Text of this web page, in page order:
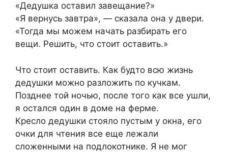
«Дедушка оставил завещание?»
«Я вернусь завтра», — сказала она у двери.
«Тогда мы можем начать разбирать его
вещи. Решить, что стоит оставить.»
Что стоит оставить. Как будто всю жизнь
дедушки можно разложить по кучкам.
Позднее той ночью, после того как все ушли,
я остался один в доме на ферме.
Кресло дедушки стояло пустым у окна, его
очки для чтения все еще лежали
сложенными на подлокотнике. Я не мог